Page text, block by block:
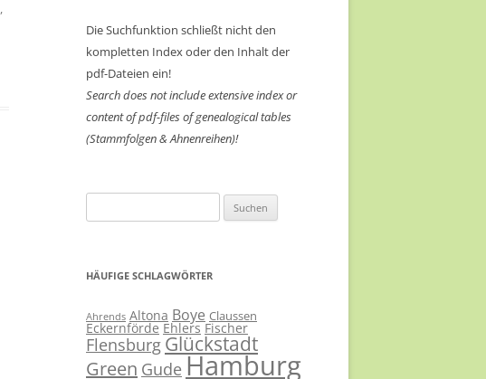
,
Die Suchfunktion schließt nicht den
kompletten Index oder den Inhalt der
pdf-Dateien ein!
Search does not include extensive index or
content ofpdf-files of genealogical tables
(Stammfolgen & Ahnenreihen)!
nach:
HÄUFIGE SCHLAGWÖRTER
Ahrends Altona Boye Claussen
Eckernförde Ehlers Fischer
Flensburg Glückstadt
Green Gude Hamburg